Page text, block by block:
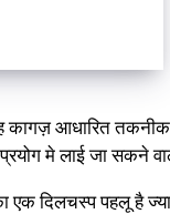
कागज़ आधारित
मे लाई जा सकने
दिलचस्प पहलू है